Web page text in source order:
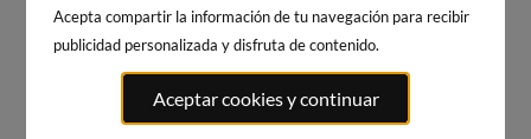
WEBCAMS CERCANAS
Acepta compartir la información de tu navegación para recibir
publicidad personalizada y disfruta de contenido.
Aceptar cookies y continuar